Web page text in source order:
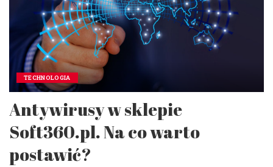
TECHNOLOGIA
Antywirusy w sklepie
Soft360.pl. Na co warto
postawić?